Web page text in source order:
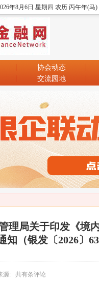
年8月6日 星期四 农历 丙午年(马
协会动态
交流园地
理局关于印发《境
知（银发〔2026〕
源: 共有条评论